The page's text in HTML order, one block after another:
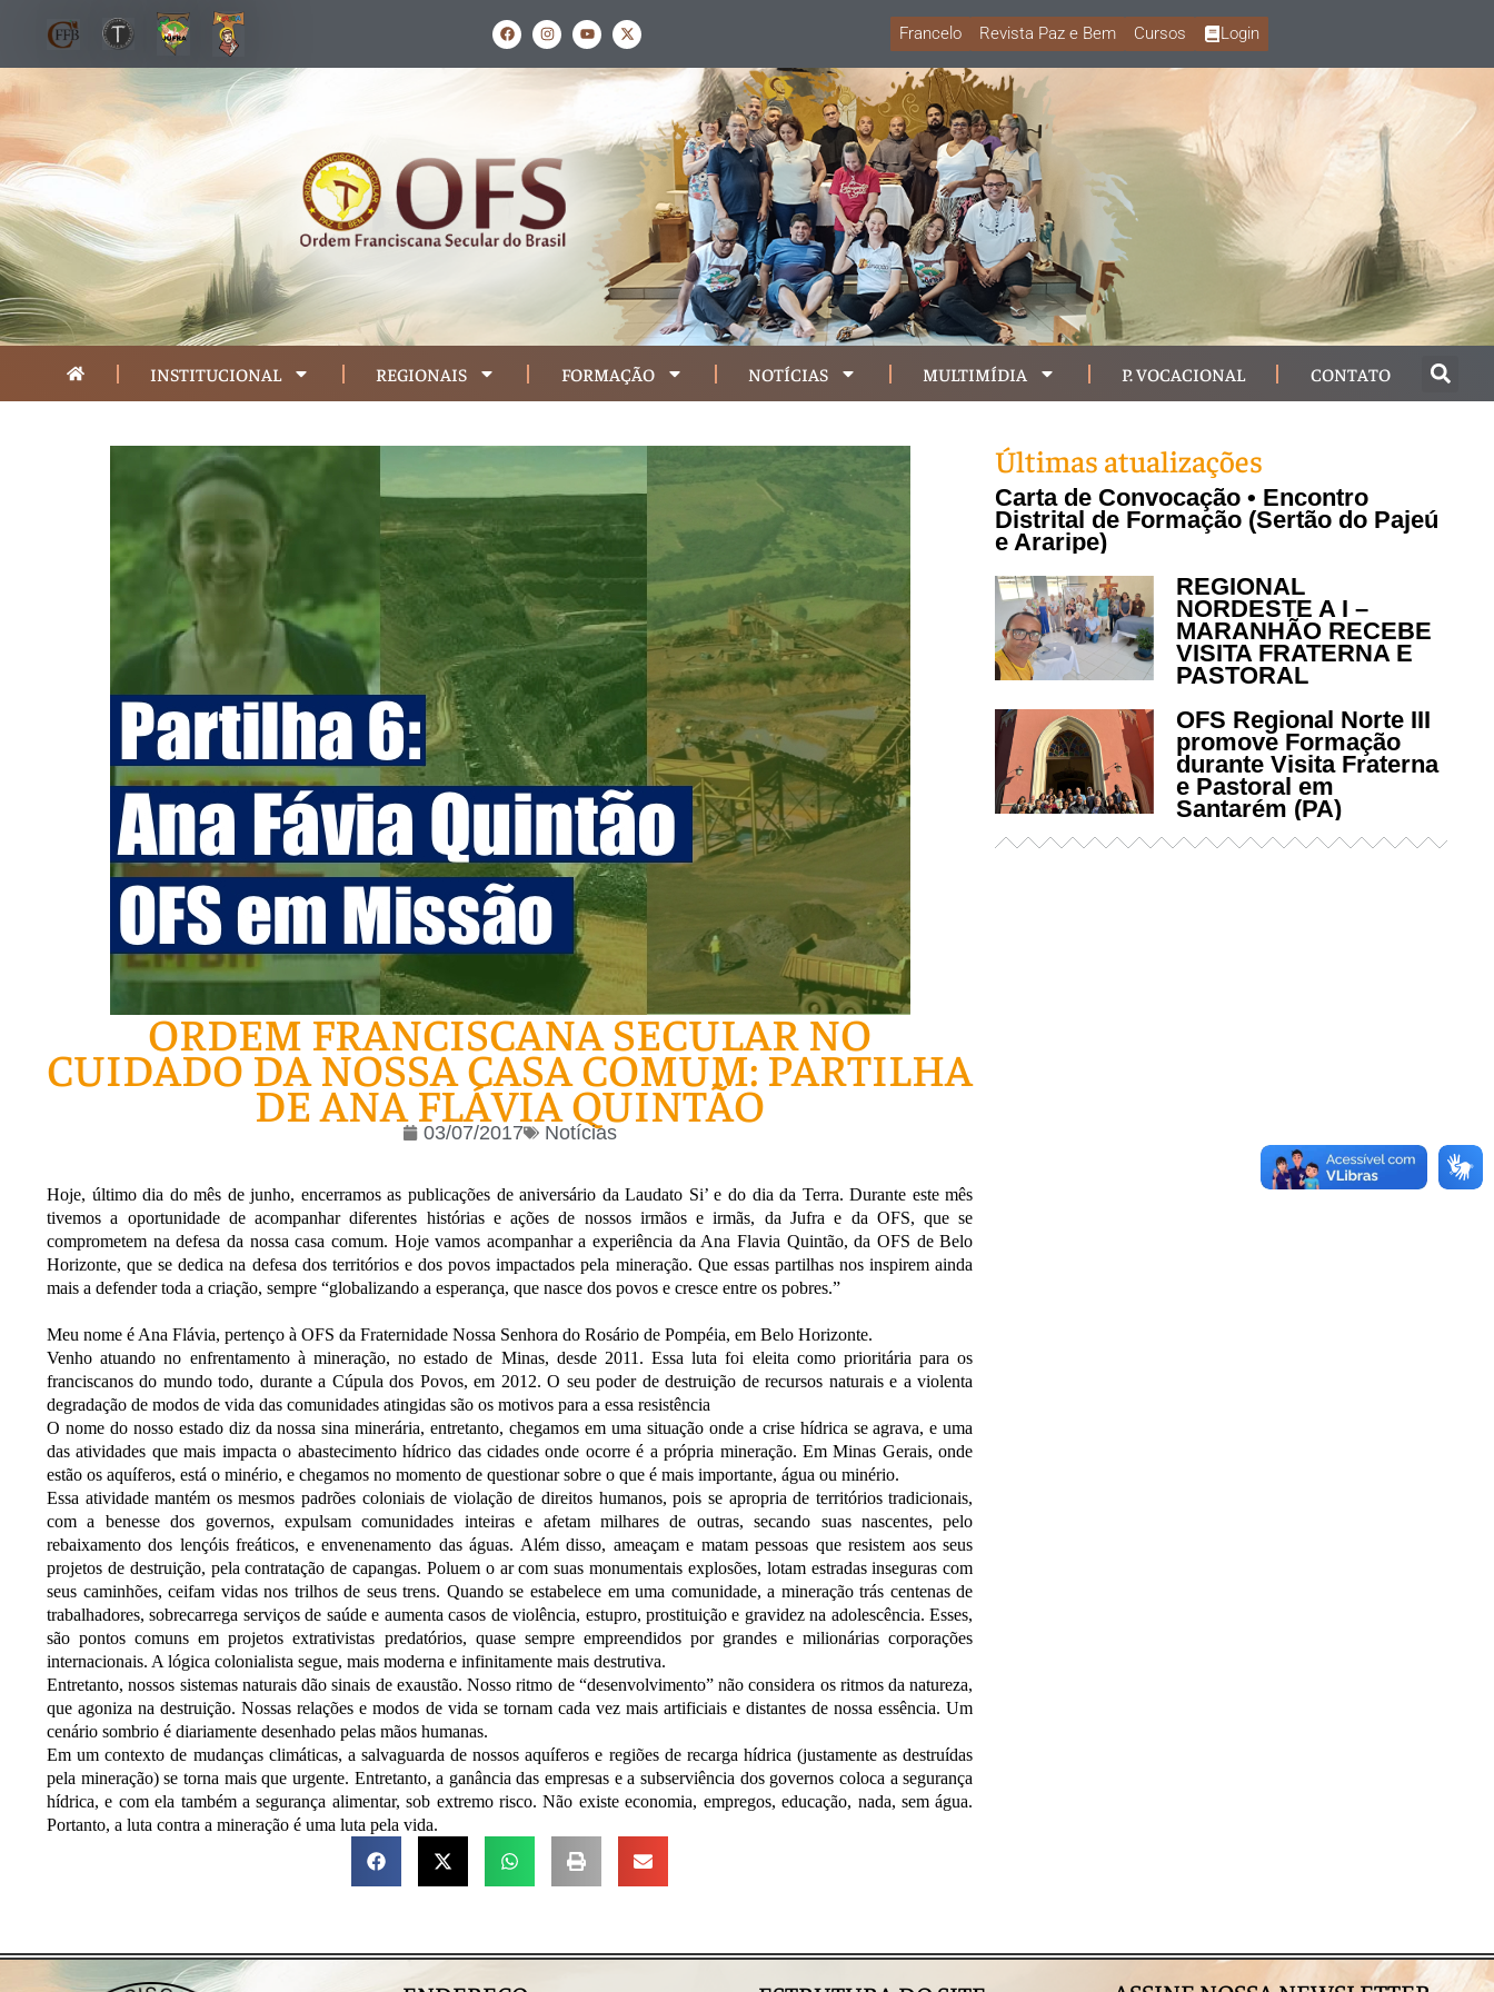
Francelo Revista Paz e Bem Cursos Login
INSTITUCIONAL REGIONAIS FORMAÇÃO NOTÍCIAS MULTIMÍDIA P. VOCACIONAL CONTATO
ORDEM FRANCISCANA SECULAR NO
CUIDADO DA NOSSA CASA COMUM: PARTILHA
DE ANA FLÁVIA QUINTÃO
03/07/2017 Notícias
Hoje, último dia do mês de junho, encerramos as publicações de aniversário da Laudato Si’ e do dia da Terra. Durante este mês
tivemos a oportunidade de acompanhar diferentes histórias e ações de nossos irmãos e irmãs, da Jufra e da OFS, que se
comprometem na defesa da nossa casa comum. Hoje vamos acompanhar a experiência da Ana Flavia Quintão, da OFS de Belo
Horizonte, que se dedica na defesa dos territórios e dos povos impactados pela mineração. Que essas partilhas nos inspirem ainda
mais a defender toda a criação, sempre “globalizando a esperança, que nasce dos povos e cresce entre os pobres.”
Meu nome é Ana Flávia, pertenço à OFS da Fraternidade Nossa Senhora do Rosário de Pompéia, em Belo Horizonte.
Venho atuando no enfrentamento à mineração, no estado de Minas, desde 2011. Essa luta foi eleita como prioritária para os
franciscanos do mundo todo, durante a Cúpula dos Povos, em 2012. O seu poder de destruição de recursos naturais e a violenta
degradação de modos de vida das comunidades atingidas são os motivos para a essa resistência
O nome do nosso estado diz da nossa sina minerária, entretanto, chegamos em uma situação onde a crise hídrica se agrava, e uma
das atividades que mais impacta o abastecimento hídrico das cidades onde ocorre é a própria mineração. Em Minas Gerais, onde
estão os aquíferos, está o minério, e chegamos no momento de questionar sobre o que é mais importante, água ou minério.
Essa atividade mantém os mesmos padrões coloniais de violação de direitos humanos, pois se apropria de territórios tradicionais,
com a benesse dos governos, expulsam comunidades inteiras e afetam milhares de outras, secando suas nascentes, pelo
rebaixamento dos lençóis freáticos, e envenenamento das águas. Além disso, ameaçam e matam pessoas que resistem aos seus
projetos de destruição, pela contratação de capangas. Poluem o ar com suas monumentais explosões, lotam estradas inseguras com
seus caminhões, ceifam vidas nos trilhos de seus trens. Quando se estabelece em uma comunidade, a mineração trás centenas de
trabalhadores, sobrecarrega serviços de saúde e aumenta casos de violência, estupro, prostituição e gravidez na adolescência. Esses,
são pontos comuns em projetos extrativistas predatórios, quase sempre empreendidos por grandes e milionárias corporações
internacionais. A lógica colonialista segue, mais moderna e infinitamente mais destrutiva.
Entretanto, nossos sistemas naturais dão sinais de exaustão. Nosso ritmo de “desenvolvimento” não considera os ritmos da natureza,
que agoniza na destruição. Nossas relações e modos de vida se tornam cada vez mais artificiais e distantes de nossa essência. Um
cenário sombrio é diariamente desenhado pelas mãos humanas.
Em um contexto de mudanças climáticas, a salvaguarda de nossos aquíferos e regiões de recarga hídrica (justamente as destruídas
pela mineração) se torna mais que urgente. Entretanto, a ganância das empresas e a subserviência dos governos coloca a segurança
hídrica, e com ela também a segurança alimentar, sob extremo risco. Não existe economia, empregos, educação, nada, sem água.
Portanto, a luta contra a mineração é uma luta pela vida.
Últimas atualizações
Carta de Convocação • Encontro
Distrital de Formação (Sertão do Pajeú
e Araripe)
REGIONAL
NORDESTE A I –
MARANHÃO RECEBE
VISITA FRATERNA E
PASTORAL
OFS Regional Norte III
promove Formação
durante Visita Fraterna
e Pastoral em
Santarém (PA)